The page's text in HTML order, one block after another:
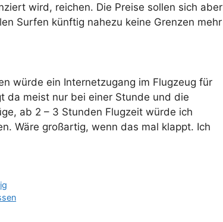
wird, reichen. Die Preise sollen sich aber
Surfen künftig nahezu keine Grenzen mehr
würde ein Internetzugang im Flugzeug für
da meist nur bei einer Stunde und die
ab 2 – 3 Stunden Flugzeit würde ich
Wäre großartig, wenn das mal klappt. Ich